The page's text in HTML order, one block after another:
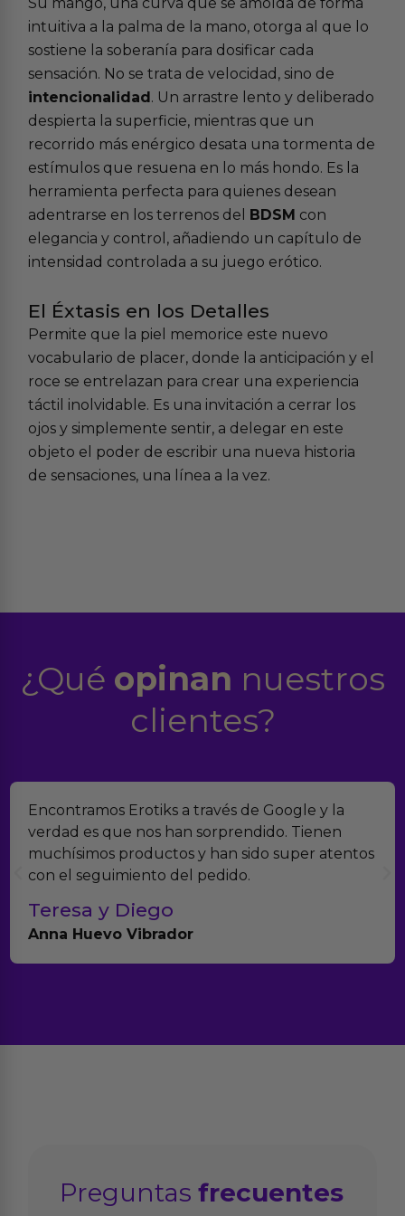
intuitiva a la palma de la mano, otorga al que lo
sostiene la soberanía para dosificar cada
sensación. No se trata de velocidad, sino de
intencionalidad. Un arrastre lento y deliberado
despierta la superficie, mientras que un
recorrido más enérgico desata una tormenta de
estímulos que resuena en lo más hondo. Es la
herramienta perfecta para quienes desean
adentrarse en los terrenos del BDSM con
elegancia y control, añadiendo un capítulo de
intensidad controlada a su juego erótico.
El Éxtasis en los Detalles
Permite que la piel memorice este nuevo
vocabulario de placer, donde la anticipación y el
roce se entrelazan para crear una experiencia
táctil inolvidable. Es una invitación a cerrar los
ojos y simplemente sentir, a delegar en este
objeto el poder de escribir una nueva historia
de sensaciones, una línea a la vez.
¿Qué opinan nuestros
clientes?
Encontramos Erotiks a través de Google y la
verdad es que nos han sorprendido. Tienen
muchísimos productos y han sido super atentos
con el seguimiento del pedido.
Teresa y Diego
Anna Huevo Vibrador
Preguntasfrecuentes